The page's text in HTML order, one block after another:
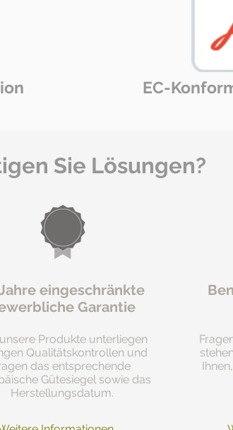
EC-
Sie Lösungen?
eingeschränkte
Garantie
Produkte unterliegen
Qualitätskontrollen und
das entsprechende
Gütesiegel sowie das
Herstellungsdatum.